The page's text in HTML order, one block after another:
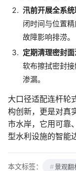
汛前开展全系
闭时间与位置
故障影响排涝。
定期清理密封
软布擦拭密封
渗漏。
大口径适配连杆轮
构创新，更是对真
市水岸，它用可靠
型水利设施的智能
本文标签： 景观翻